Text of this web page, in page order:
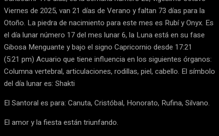
Viernes de 2025, van 21 días de Verano y faltan 73 días para la
Otoño. La piedra de nacimiento para este mes es Rubí y Onyx. Es
el día lunar número 17 del mes lunar 6, la Luna está en su fase
Gibosa Menguante y bajo el signo Capricornio desde 17:21
(5:21 pm) Acuario que tiene influencia en los siguientes órganos:
Columna vertebral, articulaciones, rodillas, piel, cabello. El símbolo
del día lunar es: Shakti
El Santoral es para: Canuta, Cristóbal, Honorato, Rufina, Silvano.
El amor y la fiesta están triunfando.